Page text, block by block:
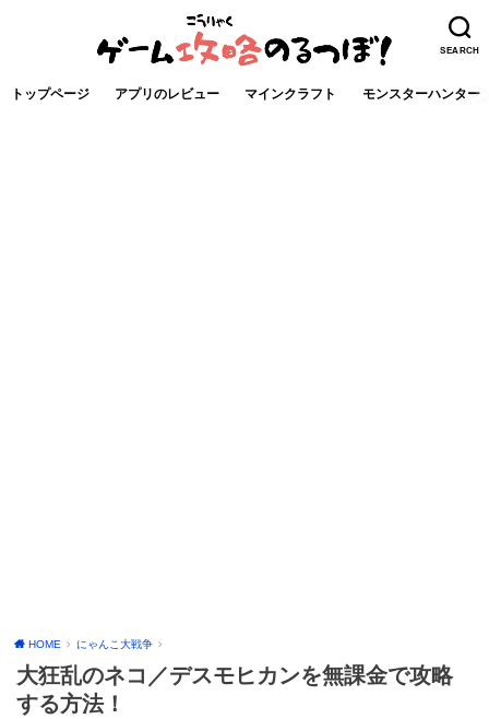
SEARCH
トップページ アプリのレビュー マインクラフト モンスターハンター
HOME にゃんこ大戦争
大狂乱のネコ／デスモヒカンを無課金で攻略
する方法！